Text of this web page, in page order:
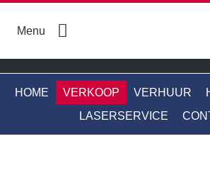
Menu
HOME VERKOOP VERHUUR
LASERSERVICE